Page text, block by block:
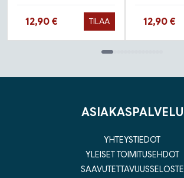
Hinta nyt
12,90 € TILAA Hinta nyt
12,90 €
ASIAKASPALVELU
YHTEYSTIEDOT
YLEISET TOIMITUSEHDOT
SAAVUTETTAVUUSSELOSTE